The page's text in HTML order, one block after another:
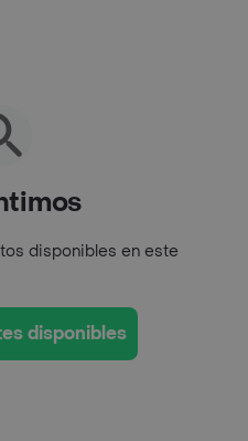
disponibles en este
disponibles